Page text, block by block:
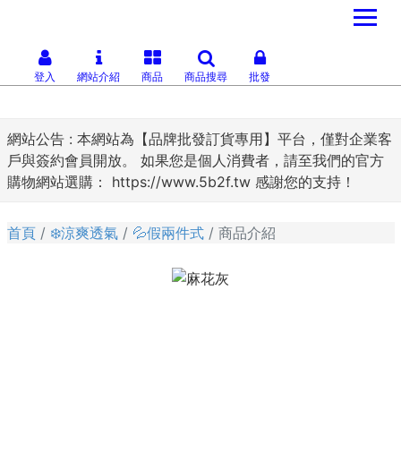
網站公告 : 本網站為【品牌批發訂貨專用】平台，僅對企業客
戶與簽約會員開放。 如果您是個人消費者，請至我們的官方
購物網站選購： https://www.5b2f.tw 感謝您的支持！
登入 網站介紹 商品 商品搜尋 批發
首頁 ❄️涼爽透氣 💦假兩件式 商品介紹